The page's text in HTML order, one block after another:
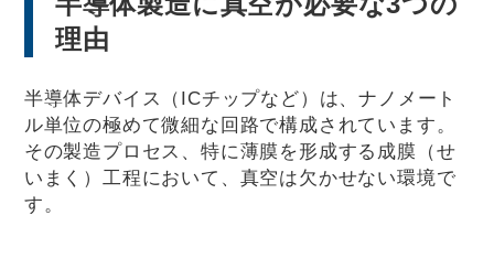
理由
半導体デバイス（ICチップなど）は、ナノメート
ル単位の極めて微細な回路で構成されています。
その製造プロセス、特に薄膜を形成する成膜（せ
いまく）工程において、真空は欠かせない環境で
す。